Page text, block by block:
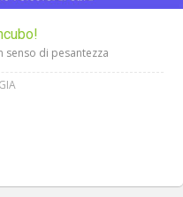
senso di pesantezza